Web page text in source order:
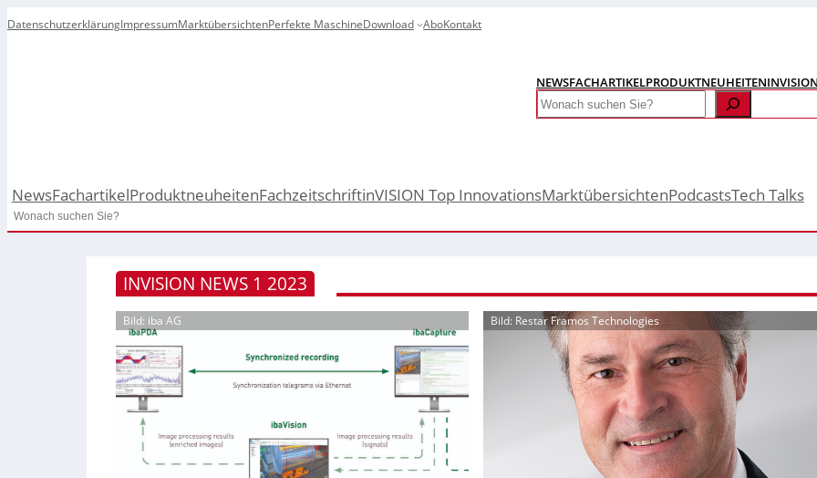
DatenschutzerklärungImpressumMarktübersichtenPerfekte MaschineDownload AboKontakt
NEWSFACHARTIKELPRODUKTNEUHEITEN
Search
NewsFachartikelProduktneuheitenFachzeitschriftinVISION Top InnovationsMarktübersichtenPodcastsTech Talks
Search
INVISION NEWS 1 2023
Bild: iba AG Bild: Restar Framos Technologies